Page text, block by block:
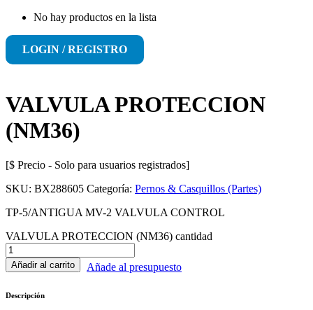
No hay productos en la lista
LOGIN / REGISTRO
VALVULA PROTECCION
(NM36)
[$ Precio - Solo para usuarios registrados]
SKU: BX288605 Categoría: Pernos & Casquillos (Partes)
TP-5/ANTIGUA MV-2 VALVULA CONTROL
VALVULA PROTECCION (NM36) cantidad
Añadir al carrito Añade al presupuesto
Descripción